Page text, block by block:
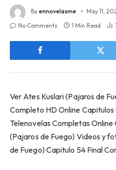
By ennovelasme May 11,
No Comments
1 Min Read
Ver Ates Kuslari (Pajaros de
Completo HD Online
Telenovelas Completas
(Pajaros de Fuego) Videos y
de Fuego) Capitulo 54 Final